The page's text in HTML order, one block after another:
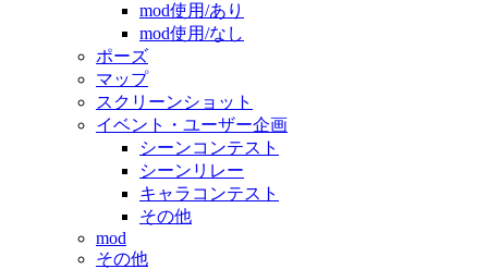
mod使用/あり
mod使用/なし
ポーズ
マップ
スクリーンショット
イベント・ユーザー企画
シーンコンテスト
シーンリレー
キャラコンテスト
その他
mod
その他